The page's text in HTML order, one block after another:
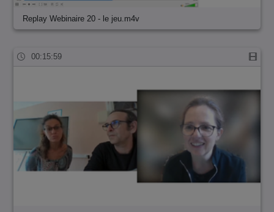
Replay Webinaire 20 - le jeu.m4v
00:15:59